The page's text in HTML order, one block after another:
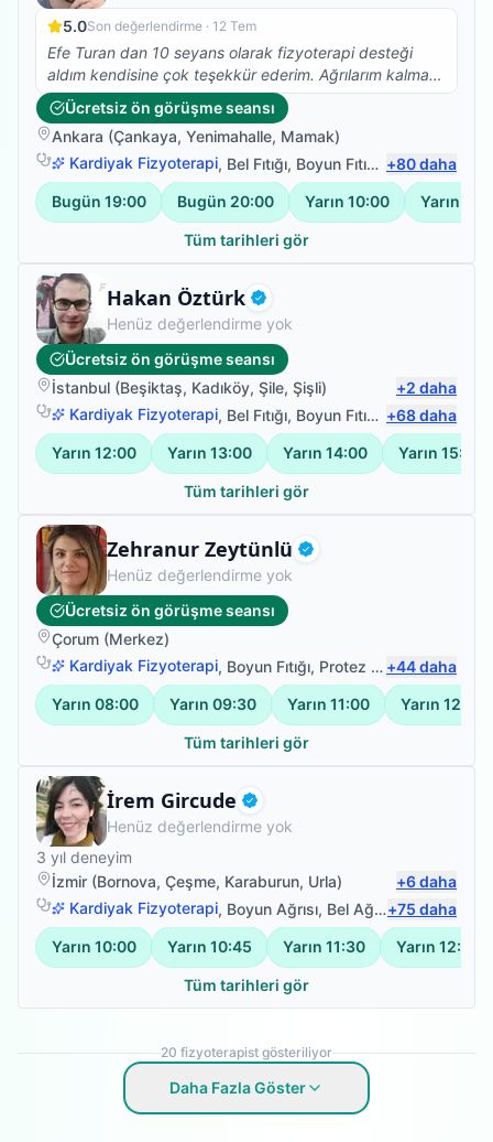
5.0Son değerlendirme · 12 Tem
Efe Turan dan 10 seyans olarak fizyoterapi desteği
aldım kendisine çok teşekkür ederim. Ağrılarım kalmadı
artık güne daha mutlu başlıyorum benim gibi kronik
hastalıkları olan birisini hayatla tekrar barışık hale
getirdi. Kendisinin yolu açık olsun 🙏🙏🙏🙏
Ücretsiz ön görüşme seansı
Ankara (Çankaya, Yenimahalle, Mamak)
Kardiyak Fizyoterapi, Bel Fıtığı, Boyun Fıtığı ,Omuz Bağ
+80daha
Bugün 19:00 Bugün 20:00 Yarın 10:00 Yarın
Tüm tarihleri gör
Hakan Öztürk Doğrulanmış
Fizyoterapist
Henüz değerlendirme yok
Ücretsiz ön görüşme seansı
İstanbul (Beşiktaş, Kadıköy, Şile, Şişli) +2 daha
Kardiyak Fizyoterapi, Bel Fıtığı, Boyun Fıtığı ,Omuz Bağ
+68daha
Yarın 12:00 Yarın 13:00 Yarın 14:00 Yarın 15:00
Tüm tarihleri gör
Zehranur Zeytünlü Doğrulanmış
Fizyoterapist
Henüz değerlendirme yok
Ücretsiz ön görüşme seansı
Çorum (Merkez)
Kardiyak Fizyoterapi, Boyun Fıtığı, Protez Fizyoterapisi +44daha
Yarın 08:00 Yarın 09:30 Yarın 11:00 Yarın 12:30
Tüm tarihleri gör
İrem Gircude Doğrulanmış
Fizyoterapist
Henüz değerlendirme yok
3 yıl deneyim
İzmir (Bornova, Çeşme, Karaburun, Urla) +6daha
Kardiyak Fizyoterapi, Boyun Ağrısı, Bel Ağrısı ,Manuel
+75 daha
Yarın 10:00 Yarın 10:45 Yarın 11:30 Yarın 12:15
Tüm tarihleri gör
20 fizyoterapist gösteriliyor
Daha Fazla Göster